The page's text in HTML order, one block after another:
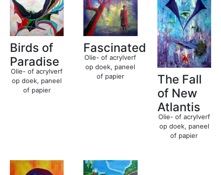
Birds of
Paradise
Olie- of acrylverf
op doek, paneel
of papier
Fascinated
Olie- of acrylverf
op doek, paneel
of papier
The Fall
of New
Atlantis
Olie- of acrylverf
op doek, paneel
of papier